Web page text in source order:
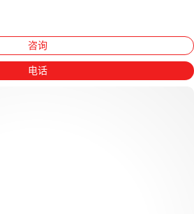
咨询
电话